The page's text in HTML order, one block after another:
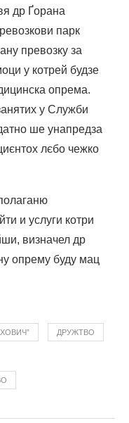
др Ґорана
парк
превозку за
у котрей будзе
опрема.
у Служби
ше унапредза
лєбо чежко
и услуги котри
визначел др
опрему буду мац
ДРУЖТВО